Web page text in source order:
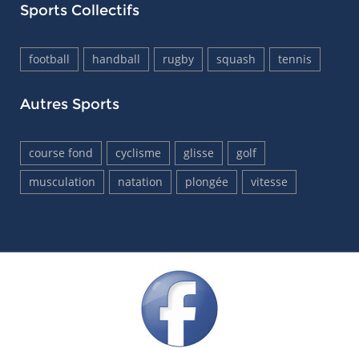
Sports Collectifs
football handball rugby squash tennis
Autres Sports
course fond cyclisme glisse
golf
musculation
natation plongée vitesse